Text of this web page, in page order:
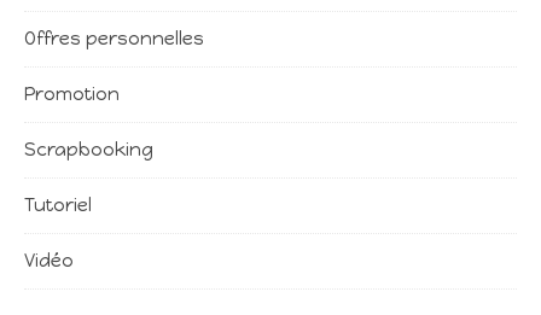
Offres personnelles
Promotion
Scrapbooking
Tutoriel
Vidéo